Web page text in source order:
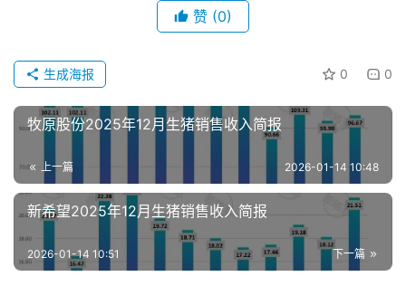
页
资
闻
分
析
赞 (0)
0 0
生成海报
牧原股份2025年12月生猪销售收入简报
上一篇 2026-01-14 10:48
新希望2025年12月生猪销售收入简报
下一篇
2026-01-14 10:51